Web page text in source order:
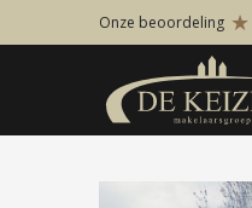
Koopaanbod
Onze beoordeling